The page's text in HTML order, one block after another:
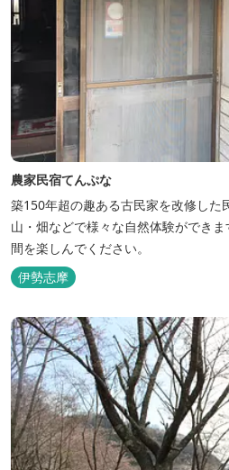
農家民宿てんぷな
築150年超の趣ある古民家を改修した
山・畑などで様々な自然体験ができ
間を楽しんでください。
伊勢志摩